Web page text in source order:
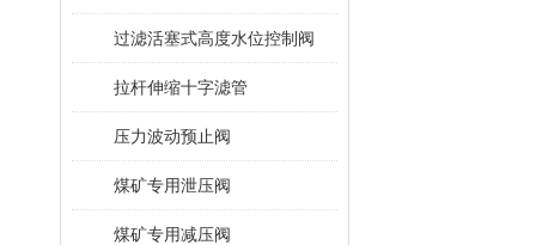
过滤活塞式高度水位控制阀
拉杆伸缩十字滤管
压力波动预止阀
煤矿专用泄压阀
煤矿专用减压阀